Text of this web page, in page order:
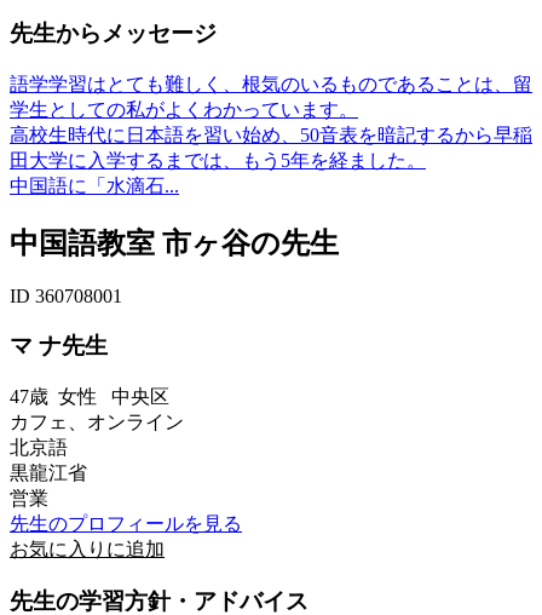
先生からメッセージ
語学学習はとても難しく、根気のいるものであることは、留
学生としての私がよくわかっています。
高校生時代に日本語を習い始め、50音表を暗記するから早稲
田大学に入学するまでは、もう5年を経ました。
中国語に「水滴石...
中国語教室 市ヶ谷の先生
ID 360708001
マ ナ先生
47歳 女性 中央区
カフェ、オンライン
北京語
黒龍江省
営業
先生のプロフィールを見る
お気に入りに追加
先生の学習方針・アドバイス